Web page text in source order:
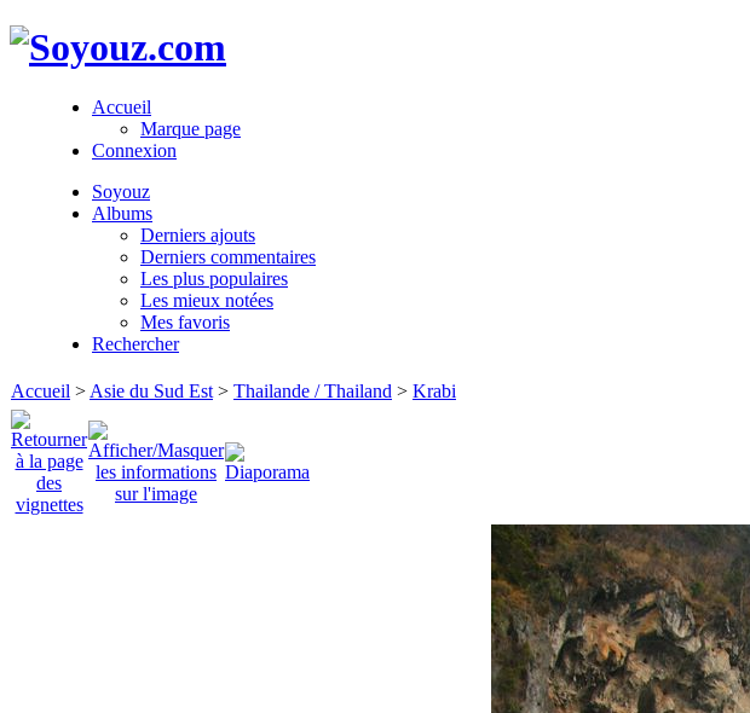
Accueil
Marque page
Connexion
Soyouz
Albums
Derniers ajouts
Derniers commentaires
Les plus populaires
Les mieux notées
Mes favoris
Rechercher
Accueil > Asie du Sud Est > Thailande / Thailand > Krabi